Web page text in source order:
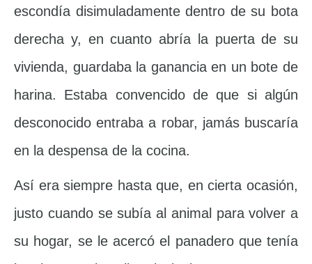
escondía disimuladamente dentro de su bota
derecha y, en cuanto abría la puerta de su
vivienda, guardaba la ganancia en un bote de
harina. Estaba convencido de que si algún
desconocido entraba a robar, jamás buscaría
en la despensa de la cocina.
Así era siempre hasta que, en cierta ocasión,
justo cuando se subía al animal para volver a
su hogar, se le acercó el panadero que tenía